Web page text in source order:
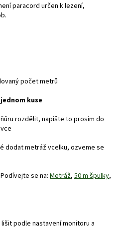
paracord určen k lezení,
počet metrů
kuse
rozdělit, napište to prosím do
dodat metráž vcelku, ozveme se
se na: Metráž, 50 m špulky,
podle nastavení monitoru a